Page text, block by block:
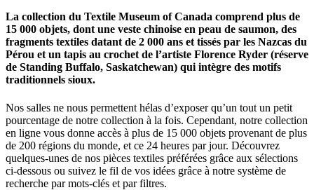
La collection du Textile Museum of Canada comprend plus de
15 000 objets, dont une veste chinoise en peau de saumon, des
fragments textiles datant de 2 000 ans et tissés par les Nazcas du
Pérou et un tapis au crochet de l’artiste Florence Ryder (réserve
de Standing Buffalo, Saskatchewan) qui intègre des motifs
traditionnels sioux.
Nos salles ne nous permettent hélas d’exposer qu’un tout un petit
pourcentage de notre collection à la fois. Cependant, notre collection
en ligne vous donne accès à plus de 15 000 objets provenant de plus
de 200 régions du monde, et ce 24 heures par jour. Découvrez
quelques-unes de nos pièces textiles préférées grâce aux sélections
ci-dessous ou suivez le fil de vos idées grâce à notre système de
recherche par mots-clés et par filtres.